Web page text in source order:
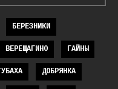
БЕРЕЗНИКИ
ВЕРЕЩАГИНО ГАЙНЫ
ДОБРЯНКА